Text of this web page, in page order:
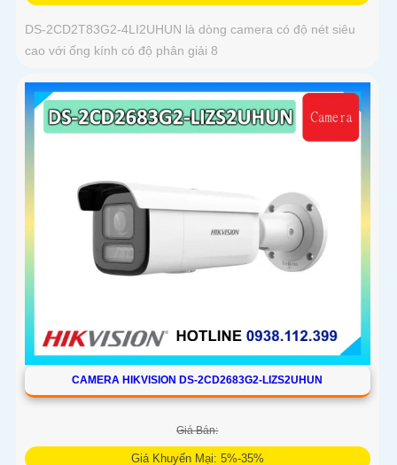
DS-2CD2T83G2-4LI2UHUN là dòng camera có độ nét siêu
cao với ống kính có độ phân giải 8
CAMERA HIKVISION DS-2CD2683G2-LIZS2UHUN
Giá Bán:
Giá Khuyến Mại: 5%-35%